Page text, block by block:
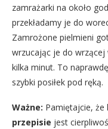
zamrażarki na około
przekładamy je do
Zamrożone pielmieni
wrzucając je do wrzącej
kilka minut. To
szybki posiłek pod ręką.
Ważne: Pamiętajcie, że
przepisie jest